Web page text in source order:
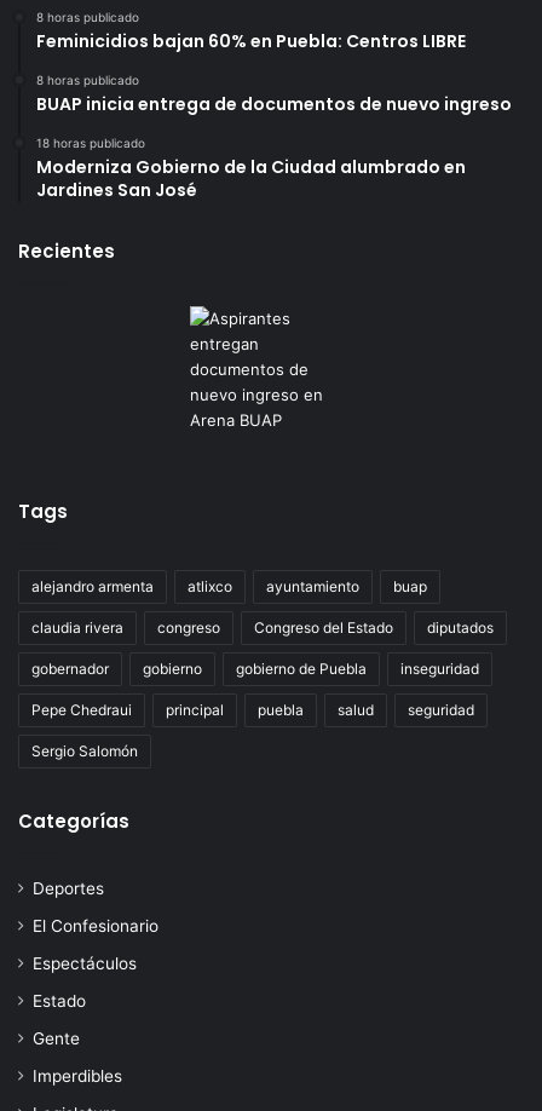
8 horas publicado
Feminicidios bajan 60% en Puebla: Centros LIBRE
8 horas publicado
BUAP inicia entrega de documentos de nuevo ingreso
18 horas publicado
Moderniza Gobierno de la Ciudad alumbrado en
Jardines San José
Recientes
Tags
alejandro armenta atlixco ayuntamiento buap
claudia rivera congreso Congreso del Estado diputados
gobernador gobierno gobierno de Puebla inseguridad
Pepe Chedraui principal puebla salud seguridad
Sergio Salomón
Categorías
Deportes
El Confesionario
Espectáculos
Estado
Gente
Imperdibles